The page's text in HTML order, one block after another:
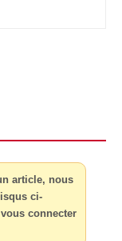
article, nous
ci-
connecter